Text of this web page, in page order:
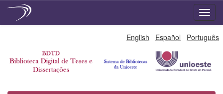
English Español Português